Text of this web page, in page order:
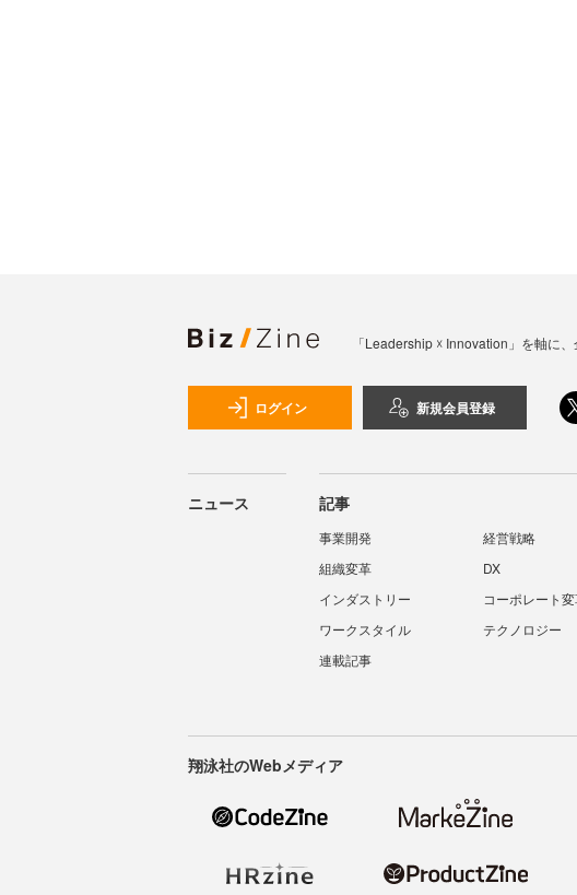
「Leadership ☓ Innovation」を軸に
ログイン 新規会員登録
ニュース 記事
事業開発
経営戦略
組織変革
DX
インダストリー
コーポレート
ワークスタイル
テクノロジー
連載記事
翔泳社のWebメディア